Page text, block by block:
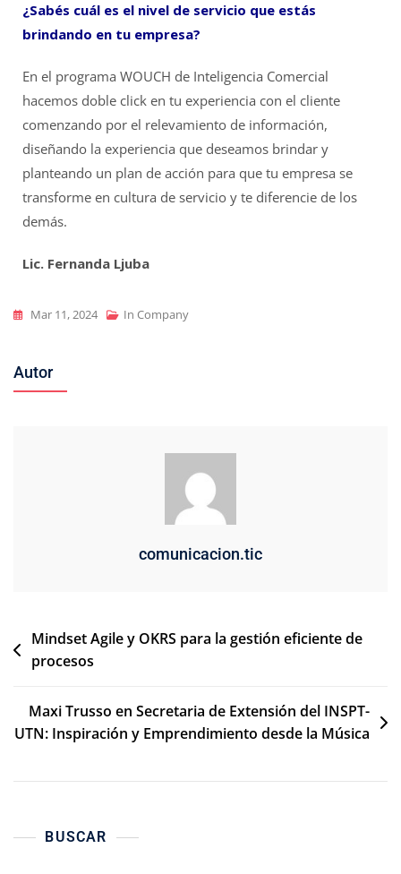
¿Sabés cuál es el nivel de servicio que estás
brindando en tu empresa?
En el programa WOUCH de Inteligencia Comercial
hacemos doble click en tu experiencia con el cliente
comenzando por el relevamiento de información,
diseñando la experiencia que deseamos brindar y
planteando un plan de acción para que tu empresa se
transforme en cultura de servicio y te diferencie de los
demás.
Lic. Fernanda Ljuba
Mar 11, 2024 In Company
Autor
comunicacion.tic
Mindset Agile y OKRS para la gestión eficiente de
procesos
Maxi Trusso en Secretaria de Extensión del INSPT-
UTN: Inspiración y Emprendimiento desde la Música
BUSCAR